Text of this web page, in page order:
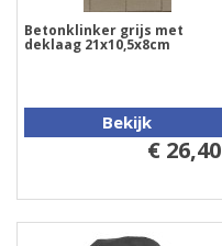
Betonklinker grijs met
deklaag 21x10,5x8cm
Bekijk
€ 26,40